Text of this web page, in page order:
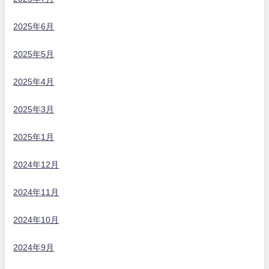
2025年6月
2025年5月
2025年4月
2025年3月
2025年1月
2024年12月
2024年11月
2024年10月
2024年9月